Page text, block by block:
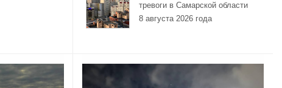
тревоги в Самарской области
8 августа 2026 года